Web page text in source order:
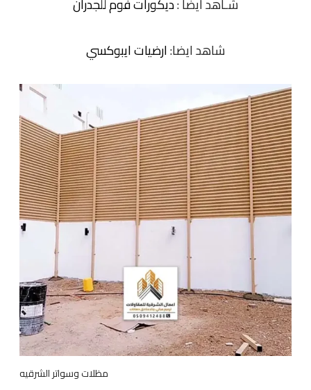
شاهد ايضا:ارضيات ايبوكسي
مظلات وسواتر الشرقيه